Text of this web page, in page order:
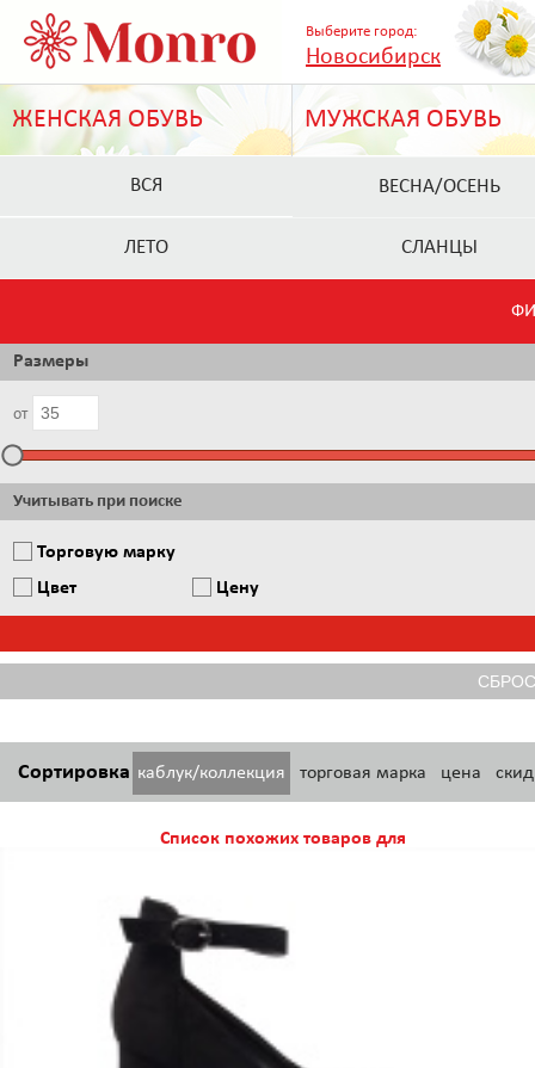
Выберите город:
Новосибирск
ЖЕНСКАЯ ОБУВЬ МУЖСКАЯ ОБУВЬ
ВСЯ ВЕСНА/ОСЕНЬ
ЛЕТО СЛАНЦЫ
Размеры
от
Учитывать при поиске
Торговую марку
Цвет
Цену
Сортировка каблук/коллекция торговая марка цена
Список похожих товаров для